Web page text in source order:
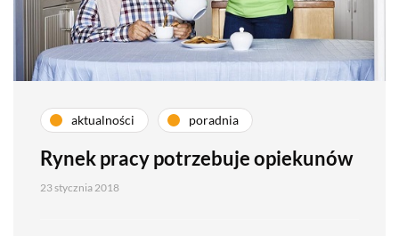
aktualności poradnia
Rynek pracy potrzebuje opiekunów
23 stycznia 2018